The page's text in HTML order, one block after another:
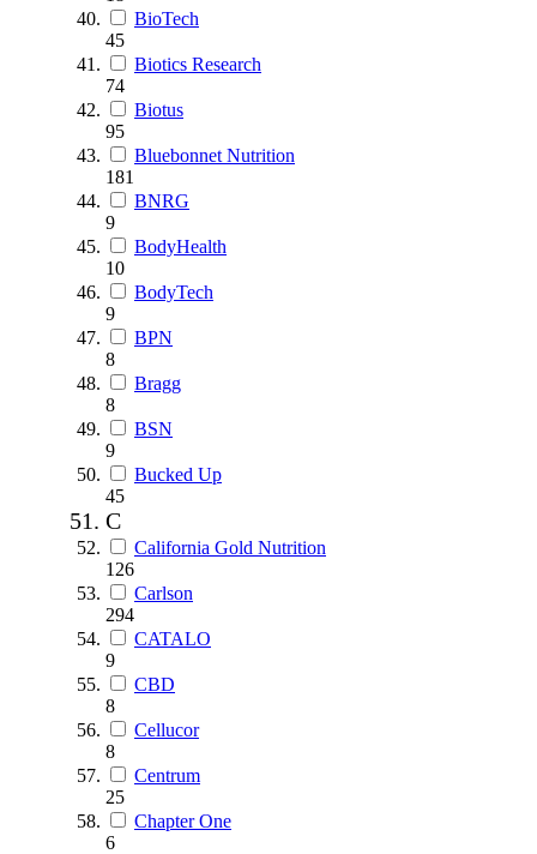
BioTech
45
Biotics Research
74
Biotus
95
Bluebonnet Nutrition
181
BNRG
9
BodyHealth
10
BodyTech
9
BPN
8
Bragg
8
BSN
9
Bucked Up
45
C
California Gold Nutrition
126
Carlson
294
CATALO
9
CBD
8
Cellucor
8
Centrum
25
Chapter One
6